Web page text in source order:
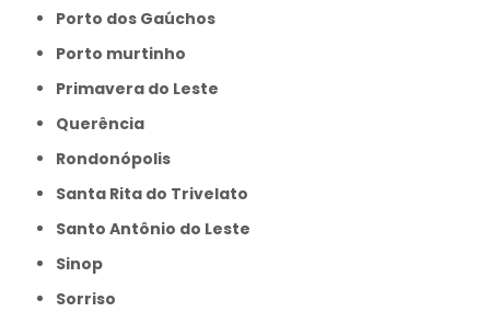
Porto dos Gaúchos
Porto murtinho
Primavera do Leste
Querência
Rondonópolis
Santa Rita do Trivelato
Santo Antônio do Leste
Sinop
Sorriso